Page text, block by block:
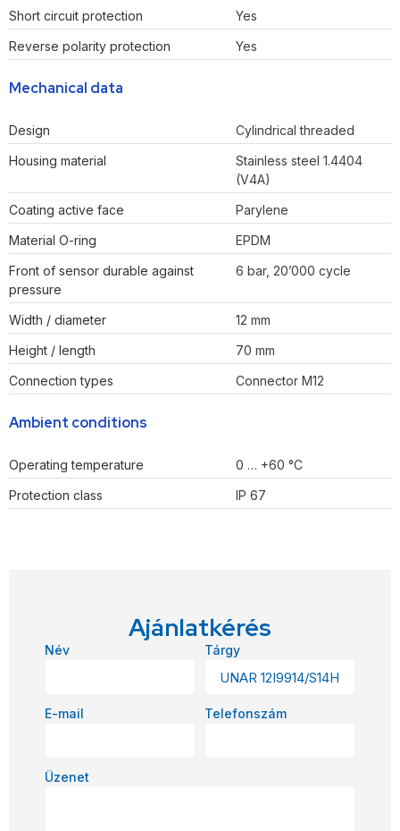
Short circuit protection
Yes
Reverse polarity protection
Yes
Mechanical data
Design
Cylindrical threaded
Housing material
Stainless steel 1.4404
(V4A)
Coating active face
Parylene
Material O-ring
EPDM
Front of sensor durable against
pressure
6 bar, 20’000 cycle
Width / diameter
12 mm
Height / length
70 mm
Connection types
Connector M12
Ambient conditions
Operating temperature
0 … +60 °C
Protection class
IP 67
Ajánlatkérés
Név Tárgy
E-mail Telefonszám
Üzenet